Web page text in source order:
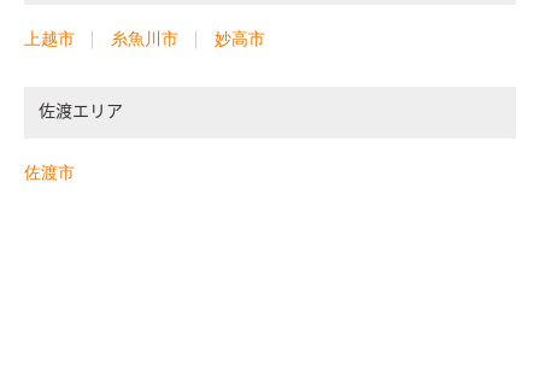
上越市 糸魚川市 妙高市
佐渡エリア
佐渡市